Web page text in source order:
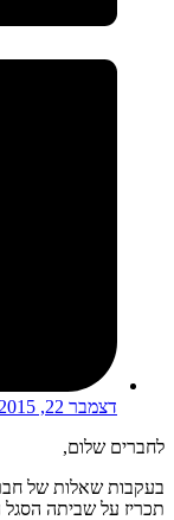
דצמבר 22, 2015
לחברים שלום,
בעקבות שאלות של
תכריז על שביתה